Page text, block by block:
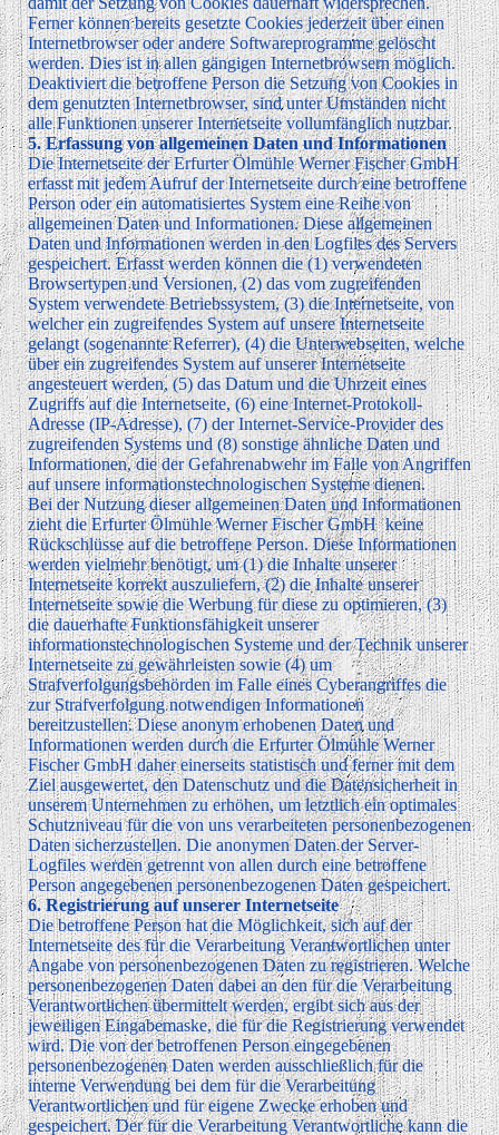
Ferner können bereits gesetzte Cookies jederzeit über einen
Internetbrowser oder andere Softwareprogramme gelöscht
werden. Dies ist in allen gängigen Internetbrowsern möglich.
Deaktiviert die betroffene Person die Setzung von Cookies in
dem genutzten Internetbrowser, sind unter Umständen nicht
alle Funktionen unserer Internetseite vollumfänglich nutzbar.
5. Erfassung von allgemeinen Daten und Informationen
Die Internetseite der Erfurter Ölmühle Werner Fischer GmbH
erfasst mit jedem Aufruf der Internetseite durch eine betroffene
Person oder ein automatisiertes System eine Reihe von
allgemeinen Daten und Informationen. Diese allgemeinen
Daten und Informationen werden in den Logfiles des Servers
gespeichert. Erfasst werden können die (1) verwendeten
Browsertypen und Versionen, (2) das vom zugreifenden
System verwendete Betriebssystem, (3) die Internetseite, von
welcher ein zugreifendes System auf unsere Internetseite
gelangt (sogenannte Referrer), (4) die Unterwebseiten, welche
über ein zugreifendes System auf unserer Internetseite
angesteuert werden, (5) das Datum und die Uhrzeit eines
Zugriffs auf die Internetseite, (6) eine Internet-Protokoll-
Adresse (IP-Adresse), (7) der Internet-Service-Provider des
zugreifenden Systems und (8) sonstige ähnliche Daten und
Informationen, die der Gefahrenabwehr im Falle von Angriffen
auf unsere informationstechnologischen Systeme dienen.
Bei der Nutzung dieser allgemeinen Daten und Informationen
zieht die Erfurter Ölmühle Werner Fischer GmbH keine
Rückschlüsse auf die betroffene Person. Diese Informationen
werden vielmehr benötigt, um (1) die Inhalte unserer
Internetseite korrekt auszuliefern, (2) die Inhalte unserer
Internetseite sowie die Werbung für diese zu optimieren, (3)
die dauerhafte Funktionsfähigkeit unserer
informationstechnologischen Systeme und der Technik unserer
Internetseite zu gewährleisten sowie (4) um
Strafverfolgungsbehörden im Falle eines Cyberangriffes die
zur Strafverfolgung notwendigen Informationen
bereitzustellen. Diese anonym erhobenen Daten und
Informationen werden durch die Erfurter Ölmühle Werner
Fischer GmbH daher einerseits statistisch und ferner mit dem
Ziel ausgewertet, den Datenschutz und die Datensicherheit in
unserem Unternehmen zu erhöhen, um letztlich ein optimales
Schutzniveau für die von uns verarbeiteten personenbezogenen
Daten sicherzustellen. Die anonymen Daten der Server-
Logfiles werden getrennt von allen durch eine betroffene
Person angegebenen personenbezogenen Daten gespeichert.
6. Registrierung auf unserer Internetseite
Die betroffene Person hat die Möglichkeit, sich auf der
Internetseite des für die Verarbeitung Verantwortlichen unter
Angabe von personenbezogenen Daten zu registrieren. Welche
personenbezogenen Daten dabei an den für die Verarbeitung
Verantwortlichen übermittelt werden, ergibt sich aus der
jeweiligen Eingabemaske, die für die Registrierung verwendet
wird. Die von der betroffenen Person eingegebenen
personenbezogenen Daten werden ausschließlich für die
interne Verwendung bei dem für die Verarbeitung
Verantwortlichen und für eigene Zwecke erhoben und
gespeichert. Der für die Verarbeitung Verantwortliche kann die